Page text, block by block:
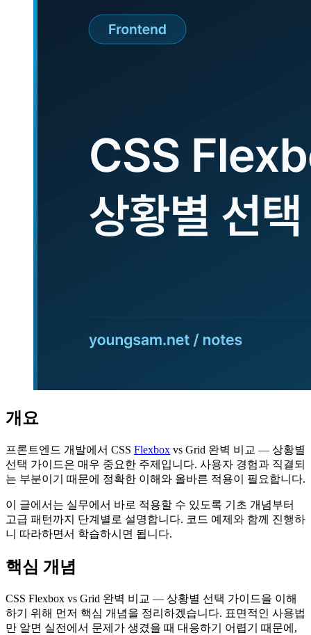
개요
프론트엔드 개발에서 CSS Flexbox vs Grid 완벽 비교 — 상황별
선택 가이드은 매우 중요한 주제입니다. 사용자 경험과 직결되
는 부분이기 때문에 정확한 이해와 올바른 적용이 필요합니다.
이 글에서는 실무에서 바로 적용할 수 있도록 기초 개념부터
고급 패턴까지 단계별로 설명합니다. 코드 예제와 함께 진행하
니 따라하면서 학습하시면 됩니다.
핵심 개념
CSS Flexbox vs Grid 완벽 비교 — 상황별 선택 가이드을 이해
하기 위해 먼저 핵심 개념을 정리하겠습니다. 표면적인 사용법
만 알면 실전에서 문제가 생겼을 때 대응하기 어렵기 때문에,